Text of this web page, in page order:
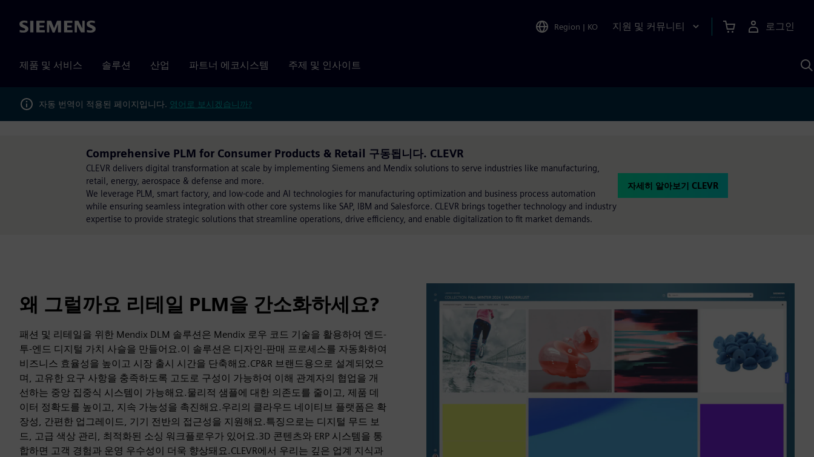
Siemens Region | KO 지원 및 커뮤니티 로그인
제품 및 서비스 솔루션 산업 파트너 에코시스템 주제 및 인사이트
자동 번역이 적용된 페이지입니다. 영어로 보시겠습니까?
Comprehensive PLM for Consumer Products & Retail 구동됩니다. CLEVR
CLEVR delivers digital transformation at scale by implementing Siemens and Mendix solutions to serve industries like manufacturing,
retail, energy, aerospace & defense and more.
We leverage PLM, smart factory, and low-code and AI technologies for manufacturing optimization and business process automation
while ensuring seamless integration with other core systems like SAP, IBM and Salesforce. CLEVR brings together technology and industry
expertise to provide strategic solutions that streamline operations, drive efficiency, and enable digitalization to fit market demands.
자세히 알아보기 CLEVR
왜 그럴까요 리테일 PLM을 간소화하세요?
패션 및 리테일을 위한 Mendix DLM 솔루션은 Mendix 로우 코드 기술을 활용하여 엔드-
투-엔드 디지털 가치 사슬을 만들어요.이 솔루션은 디자인-판매 프로세스를 자동화하여
비즈니스 효율성을 높이고 시장 출시 시간을 단축해요.CP&R 브랜드용으로 설계되었으
며, 고유한 요구 사항을 충족하도록 고도로 구성이 가능하여 이해 관계자의 협업을 개
선하는 중앙 집중식 시스템이 가능해요.물리적 샘플에 대한 의존도를 줄이고, 제품 데
이터 정확도를 높이고, 지속 가능성을 촉진해요.우리의 클라우드 네이티브 플랫폼은 확
장성, 간편한 업그레이드, 기기 전반의 접근성을 지원해요.특징으로는 디지털 무드 보
드, 고급 색상 관리, 최적화된 소싱 워크플로우가 있어요.3D 콘텐츠와 ERP 시스템을 통
합하면 고객 경험과 운영 우수성이 더욱 향상돼요.CLEVR에서 우리는 깊은 업계 지식과